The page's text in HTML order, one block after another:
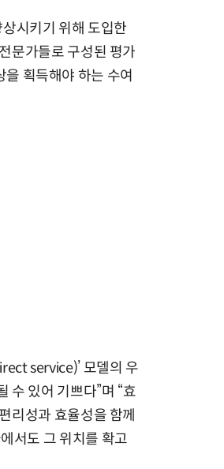
시키기 위해 도입한
문가들로 구성된 평가
획득해야 하는 수여
service)’ 모델의 우
수 있어 기쁘다”며 “효
리성과 효율성을 함께
서도 그 위치를 확고